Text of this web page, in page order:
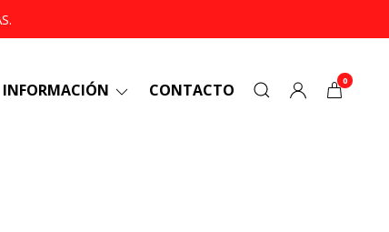
INFORMACIÓN CONTACTO 0